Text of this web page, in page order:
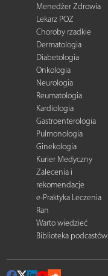
Menedżer Zdrowia
Lekarz POZ
Choroby rzadkie
Dermatologia
Diabetologia
Onkologia
Neurologia
Reumatologia
Kardiologia
Gastroenterologia
Pulmonologia
Ginekologia
Kurier Medyczny
Zalecenia i
rekomendacje
e-Praktyka Leczenia
Ran
Warto wiedzieć
Biblioteka podcastów